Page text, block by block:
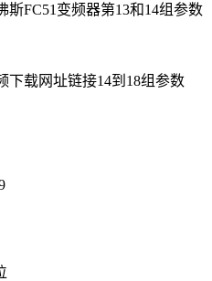
FC51变频器第13和14组参数
载网址链接14到18组参数